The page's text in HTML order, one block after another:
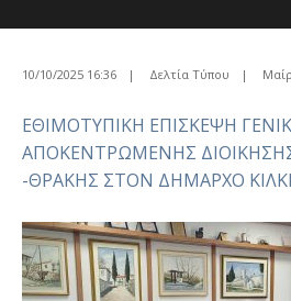
10/10/2025 16:36 | Δελτία Τύπου |
ΕΘΙΜΟΤΥΠΙΚΗ ΕΠΙΣΚΕΨΗ
ΑΠΟΚΕΝΤΡΩΜΕΝΗΣ
-ΘΡΑΚΗΣ ΣΤΟΝ ΔΗΜΑΡΧΟ